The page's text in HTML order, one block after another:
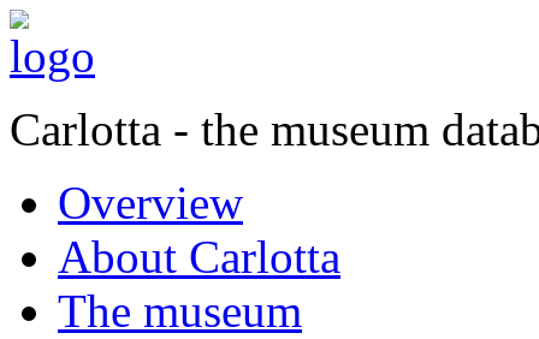
Carlotta - the museum
Overview
About Carlotta
The museum